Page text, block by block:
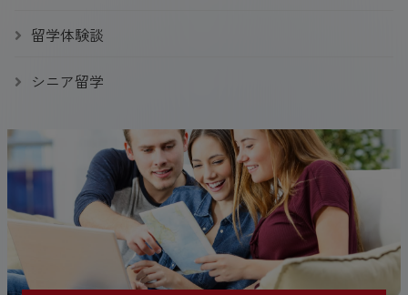
留学体験談
シニア留学